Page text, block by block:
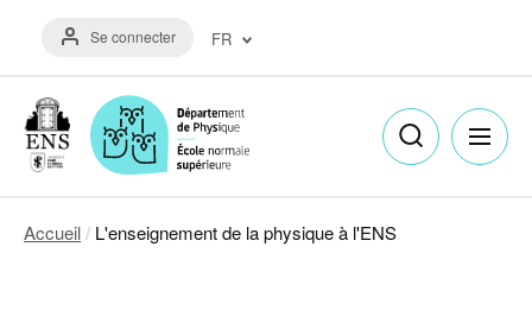
contenu
Menu
du
de
l'utilisateur
Se connecter FR
English
(EN)
Accueil L'enseignement de la physique à l'ENS